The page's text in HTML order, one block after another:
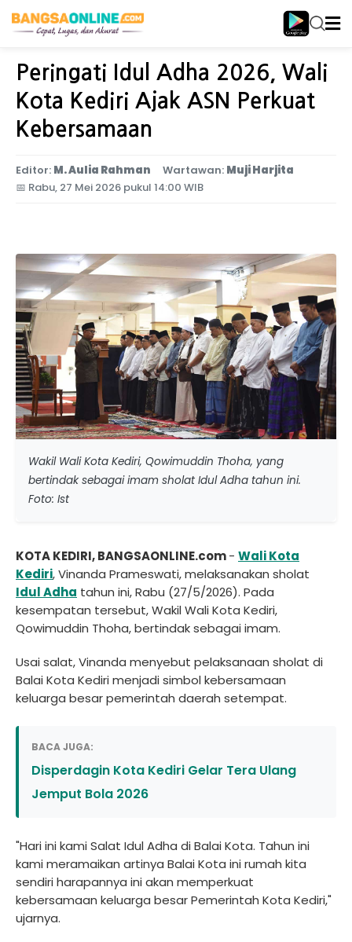
Home Jawa Timur
Peringati Idul Adha 2026, Wali
Kota Kediri Ajak ASN Perkuat
Kebersamaan
Editor: M. Aulia Rahman Wartawan: Muji Harjita
📅 Rabu, 27 Mei 2026 pukul 14:00 WIB
Wakil Wali Kota Kediri, Qowimuddin Thoha, yang
bertindak sebagai imam sholat Idul Adha tahun ini.
Foto: Ist
KOTA KEDIRI, BANGSAONLINE.com- Wali Kota
Kediri, Vinanda Prameswati, melaksanakan sholat
Idul Adha tahun ini, Rabu (27/5/2026). Pada
kesempatan tersebut, Wakil Wali Kota Kediri,
Qowimuddin Thoha, bertindak sebagai imam.
Usai salat, Vinanda menyebut pelaksanaan sholat di
Balai Kota Kediri menjadi simbol kebersamaan
keluarga besar pemerintah daerah setempat.
BACA JUGA:
Disperdagin Kota Kediri Gelar Tera Ulang
Jemput Bola 2026
"Hari ini kami Salat Idul Adha di Balai Kota. Tahun ini
kami meramaikan artinya Balai Kota ini rumah kita
sendiri harapannya ini akan memperkuat
kebersamaan keluarga besar Pemerintah Kota Kediri,"
ujarnya.